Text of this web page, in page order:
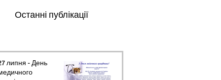
Останні публікації
липня - День